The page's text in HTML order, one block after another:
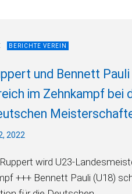
BERICHTE VEREIN
und Bennett Pauli
im Zehnkampf bei
2022
wird U23-
+++ Bennett Pauli (U18)